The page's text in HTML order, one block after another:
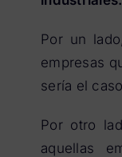
Por un
empresas
sería el
Por otro
aquellas